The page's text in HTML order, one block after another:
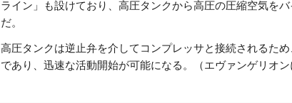
ライン」も設けており、高圧タンクから高圧の圧縮空気を
だ。
高圧タンクは逆止弁を介してコンプレッサと接続されるた
であり、迅速な活動開始が可能になる。（エヴァンゲリオ